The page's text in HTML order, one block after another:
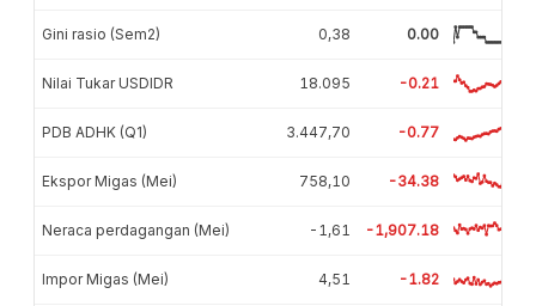
Gini rasio (Sem2) 0,38 0.00
Nilai Tukar USDIDR 18.095 -0.21
PDB ADHK (Q1) 3.447,70 -0.77
Ekspor Migas (Mei) 758,10 -34.38
Neraca perdagangan (Mei) -1,61 -1,907.18
Impor Migas (Mei) 4,51 -1.82